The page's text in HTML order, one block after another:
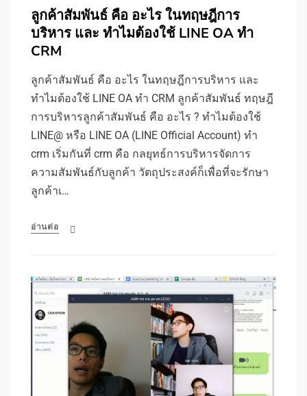
ลูกค้าสัมพันธ์ คือ อะไร ในทฤษฎีการ
บริหาร และ ทำไมต้องใช้ LINE OA ทำ
CRM
ลูกค้าสัมพันธ์ คือ อะไร ในทฤษฎีการบริหาร และ
ทำไมต้องใช้ LINE OA ทำ CRM ลูกค้าสัมพันธ์ ทฤษฎี
การบริหารลูกค้าสัมพันธ์ คือ อะไร ? ทำไมต้องใช้
LINE@ หรือ LINE OA (LINE Official Account) ทำ
crm เริ่มกันที่ crm คือ กลยุทธ์การบริหารจัดการ
ความสัมพันธ์กับลูกค้า วัตถุประสงค์ก็เพื่อที่จะรักษา
ลูกค้าเ…
อ่านต่อ